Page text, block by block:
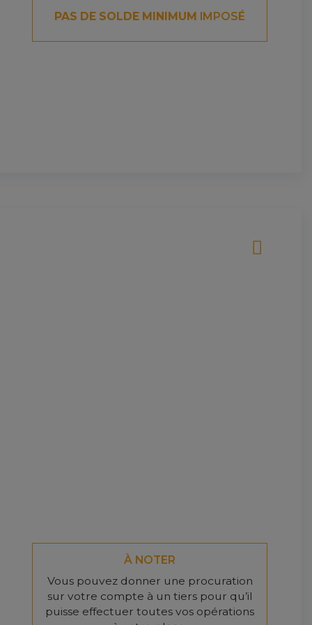
PAS DE SOLDE MINIMUM IMPOSÉ
À NOTER
Vous pouvez donner une procuration
sur votre compte à un tiers pour qu’il
puisse effectuer toutes vos opérations